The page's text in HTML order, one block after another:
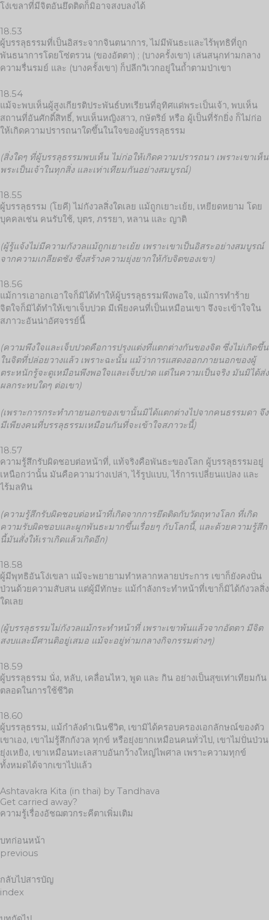
โง่เขลาที่มีจิตอันยึดติดก็มิอาจสงบลงได้
18.53
ผู้บรรลุธรรมที่เป็นอิสระจากจินตนาการ, ไม่มีพันธะและไร้พุทธิที่ถูก
พันธนาการโดยโซ่ตรวน (ของอัตตา) ; (บางครั้งเขา) เล่นสนุกท่ามกลาง
ความรื่นรมย์ และ (บางครั้งเขา) ก็ปลีกวิเวกอยู่ในถ้ำตามป่าเขา
18.54
แม้จะพบเห็นผู้สูงเกียรติประพันธ์บทเรียนที่อุทิศแด่พระเป็นเจ้า, พบเห็น
สถานที่อันศักดิ์สิทธิ์, พบเห็นหญิงสาว, กษัตริย์ หรือ ผู้เป็นที่รักยิ่ง ก็ไม่ก่อ
ให้เกิดความปรารถนาใดขึ้นในใจของผู้บรรลุธรรม
(สิ่งใดๆ ที่ผู้บรรลุธรรมพบเห็น ไม่ก่อให้เกิดความปรารถนา เพราะเขาเห็น
พระเป็นเจ้าในทุกสิ่ง และเท่าเทียมกันอย่างสมบูรณ์)
18.55
ผู้บรรลุธรรม (โยคี) ไม่กังวลสิ่งใดเลย แม้ถูกเยาะเย้ย, เหยียดหยาม โดย
บุคคลเช่น คนรับใช้, บุตร, ภรรยา, หลาน และ ญาติ
(ผู้รู้แจ้งไม่มีความกังวลแม้ถูกเยาะเย้ย เพราะเขาเป็นอิสระอย่างสมบูรณ์
จากความเกลียดชัง ซึ่งสร้างความยุ่งยากให้กับจิตของเขา)
18.56
แม้การเอาอกเอาใจก็มิได้ทำให้ผู้บรรลุธรรมพึงพอใจ, แม้การทำร้าย
จิตใจก็มิได้ทำให้เขาเจ็บปวด มีเพียงคนที่เป็นเหมือนเขา จึงจะเข้าใจใน
สภาวะอันน่าอัศจรรย์นี้
(ความพึงใจและเจ็บปวดคือการปรุงแต่งที่แตกต่างกันของจิต ซึ่งไม่เกิดขึ้น
ในจิตที่ปล่อยวางแล้ว เพราะฉะนั้น แม้ว่าการแสดงออกภายนอกของผู้
ตระหนักรู้จะดูเหมือนพึงพอใจและเจ็บปวด แต่ในความเป็นจริง มันมิได้ส่ง
ผลกระทบใดๆ ต่อเขา)
(เพราะการกระทำภายนอกของเขานั้นมิได้แตกต่างไปจากคนธรรมดา จึง
มีเพียงคนที่บรรลุธรรมเหมือนกันที่จะเข้าใจสภาวะนี้)
18.57
ความรู้สึกรับผิดชอบต่อหน้าที่, แท้จริงคือพันธะของโลก ผู้บรรลุธรรมอยู่
เหนือกว่านั้น มันคือความว่างเปล่า, ไร้รูปแบบ, ไร้การเปลี่ยนแปลง และ
ไร้มลทิน
(ความรู้สึกรับผิดชอบต่อหน้าที่เกิดจากการยึดติดกับวัตถุทางโลก ที่เกิด
ความรับผิดชอบและผูกพันธะมากขึ้นเรื่อยๆ กับโลกนี้, และด้วยความรู้สึก
นี้มันสั่งให้เราเกิดแล้วเกิดอีก)
18.58
ผู้มีพุทธิอันโง่เขลา แม้จะพยายามทำหลากหลายประการ เขาก็ยังคงปั่น
ป่วนด้วยความสับสน แต่ผู้มีทักษะ แม้กำลังกระทำหน้าที่เขาก็มิได้กังวลสิ่ง
ใดเลย
(ผู้บรรลุธรรมไม่กังวลแม้กระทำหน้าที่ เพราะเขาพ้นแล้วจากอัตตา มีจิต
สงบและมีศานติอยู่เสมอ แม้จะอยู่ท่ามกลางกิจกรรมต่างๆ)
18.59
ผู้บรรลุธรรม นั่ง, หลับ, เคลื่อนไหว, พูด และ กิน อย่างเป็นสุขเท่าเทียมกัน
ตลอดในการใช้ชีวิต
18.60
ผู้บรรลุธรรม, แม้กำลังดำเนินชีวิต, เขามิได้ครอบครองเอกลักษณ์ของตัว
เขาเอง, เขาไม่รู้สึกกังวล ทุกข์ หรือยุ่งยากเหมือนคนทั่วไป, เขาไม่ปั่นป่วน
ยุ่งเหยิง, เขาเหมือนทะเลสาบอันกว้างใหญ่ไพศาล เพราะความทุกข์
ทั้งหมดได้จากเขาไปแล้ว
Ashtavakra Kita (in thai) by Tandhava
Get carried away?
ความรู้เรื่องอัชฌตวกระคีตาเพิ่มเติม
บทก่อนหน้า
previous
กลับไปสารบัญ
index